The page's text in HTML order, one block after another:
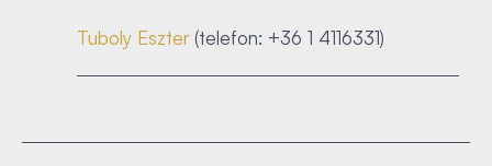
Tuboly Eszter(telefon: +36 1 4116331)